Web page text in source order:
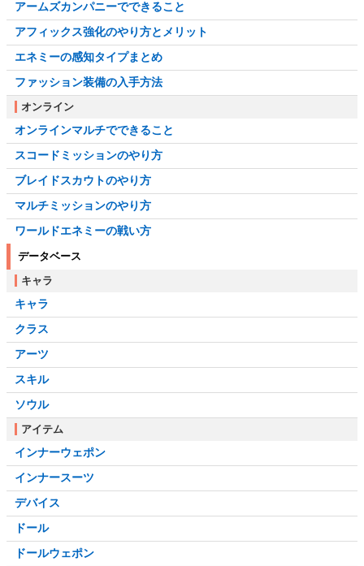
アームズカンパニーでできること
アフィックス強化のやり方とメリット
エネミーの感知タイプまとめ
ファッション装備の入手方法
オンライン
オンラインマルチでできること
スコードミッションのやり方
ブレイドスカウトのやり方
マルチミッションのやり方
ワールドエネミーの戦い方
データベース
キャラ
キャラ
クラス
アーツ
スキル
ソウル
アイテム
インナーウェポン
インナースーツ
デバイス
ドール
ドールウェポン